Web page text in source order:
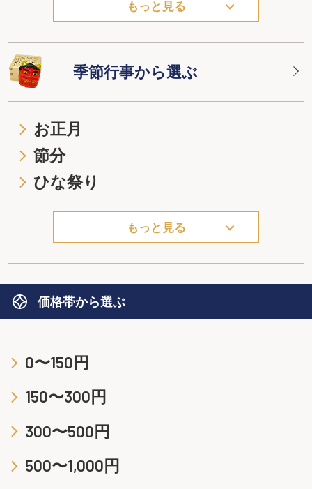
もっと見る
季節行事から選ぶ
お正月
節分
ひな祭り
もっと見る
価格帯から選ぶ
0〜150円
150〜300円
300〜500円
500〜1,000円